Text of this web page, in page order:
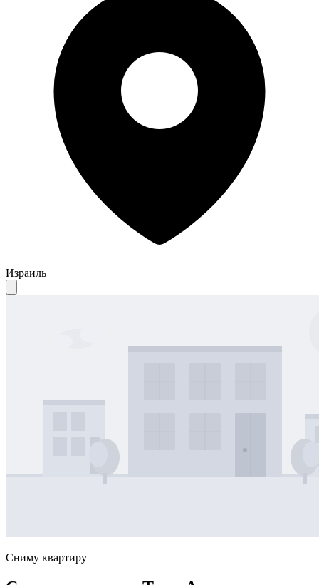
Израиль
Сниму квартиру